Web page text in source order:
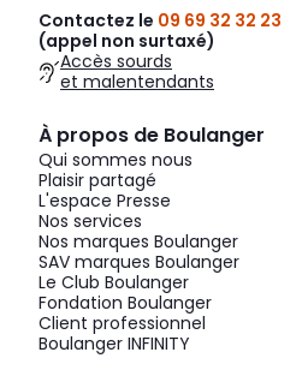
Contactez le 09 69 32 32 23
(appel non surtaxé)
Accès sourds
et malentendants
À propos de Boulanger
Qui sommes nous
Plaisir partagé
L'espace Presse
Nos services
Nos marques Boulanger
SAV marques Boulanger
Le Club Boulanger
Fondation Boulanger
Client professionnel
Boulanger INFINITY